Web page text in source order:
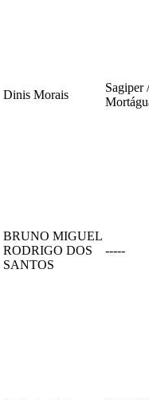
Dinis Morais
Sagiper
BRUNO MIGUEL
RODRIGO DOS
SANTOS
-----